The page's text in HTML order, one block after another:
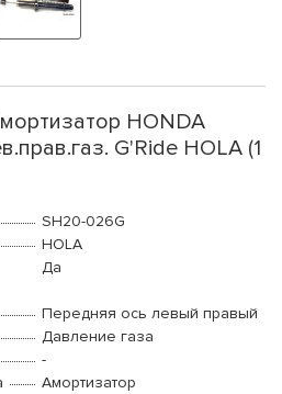
HONDA
G'Ride HOLA (1
SH20-026G
HOLA
Да
Передняя ось левый правый
Давление газа
-
Амортизатор